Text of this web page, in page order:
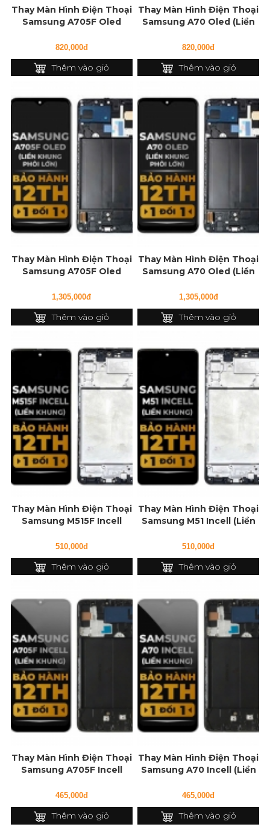
Thay Màn Hình Điện Thoại
Samsung A705F Oled
820,000đ
Thêm vào giỏ
Thay Màn Hình Điện Thoại
Samsung A70 Oled (Liền
820,000đ
Thêm vào giỏ
Thay Màn Hình Điện Thoại
Samsung A705F Oled
1,305,000đ
Thêm vào giỏ
Thay Màn Hình Điện Thoại
Samsung A70 Oled (Liền
1,305,000đ
Thêm vào giỏ
Thay Màn Hình Điện Thoại
Samsung M515F Incell
510,000đ
Thêm vào giỏ
Thay Màn Hình Điện Thoại
Samsung M51 Incell (Liền
510,000đ
Thêm vào giỏ
Thay Màn Hình Điện Thoại
Samsung A705F Incell
465,000đ
Thêm vào giỏ
Thay Màn Hình Điện Thoại
Samsung A70 Incell (Liền
465,000đ
Thêm vào giỏ